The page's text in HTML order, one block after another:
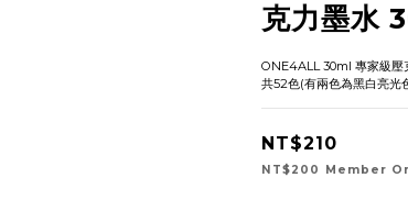
克力墨水
ONE4ALL 30ml 專家級壓
共52色(有兩色為黑白亮光
NT$210
NT$200 Member